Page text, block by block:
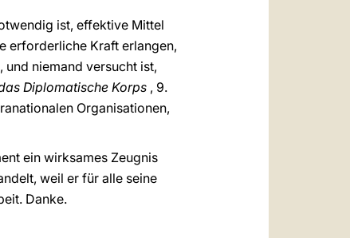
ist, effektive Mittel
erforderliche Kraft erlangen,
niemand versucht ist,
Diplomatische Korps , 9.
Organisationen,
ein wirksames Zeugnis
weil er für alle seine
Danke.